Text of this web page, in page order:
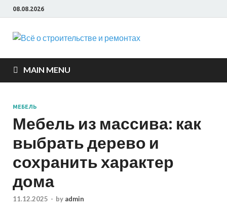
08.08.2026
Всё о
MAIN MENU
МЕБЕЛЬ
Мебель из массива: как
выбрать дерево и
сохранить характер
дома
11.12.2025 - by admin